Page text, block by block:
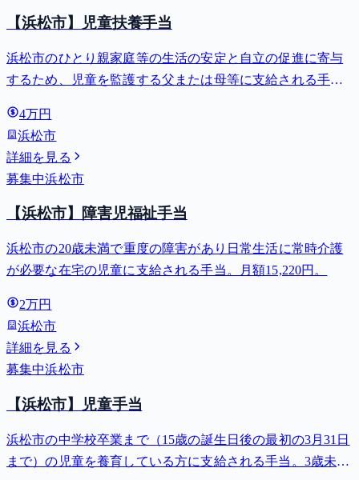
【浜松市】児童扶養手当
浜松市のひとり親家庭等の生活の安定と自立の促進に寄与
するため、児童を監護する父または母等に支給される手
4万円
浜松市
詳細を見る
募集中浜松市
【浜松市】障害児福祉手当
浜松市の20歳未満で重度の障害があり日常生活に常時介護
が必要な在宅の児童に支給される手当。月額15,220円。
2万円
浜松市
詳細を見る
募集中浜松市
【浜松市】児童手当
浜松市の中学校卒業まで（15歳の誕生日後の最初の3月31日
まで）の児童を養育している方に支給される手当。3歳未満